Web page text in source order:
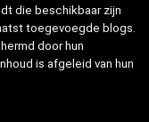
die beschikbaar zijn
toegevoegde blogs.
door hun
is afgeleid van hun